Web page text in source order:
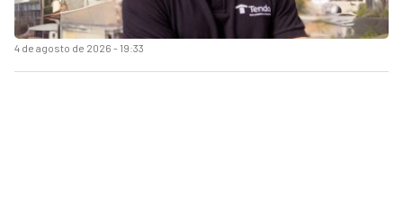
4 de agosto de 2026 - 19:33